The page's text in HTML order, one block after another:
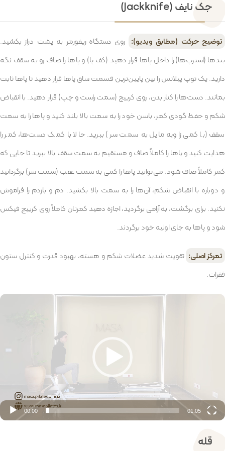
جک نایف (Jackknife)
توضیح حرکت (مطابق ویدیو): روی دستگاه ریفورمر به پشت دراز بکشید.
بندها (استرپ‌ها) را داخل پاها قرار دهید (کف پا) و پاها را صاف رو به سقف نگه
دارید. یک توپ پیلاتس را بین پایین‌ترین قسمت ساق پاها قرار دهید تا پاها ثابت
بمانند. دست‌ها را کنار بدن، روی کرییج (سمت راست و چپ) قرار دهید. با انقباض
شکم و حفظ گودی کمر، باسن خود را به سمت بالا بلند کنید و پاها را به سمت
سقف (با کمی زاویه مایل به سمت سر) ببرید. حالا با کمک دست‌ها، کمر را
هدایت کنید و پاها را کاملاً صاف و مستقیم به سمت سقف بالا ببرید تا جایی که
کمر کاملاً صاف شود. می‌توانید پاها را کمی به سمت عقب (سمت سر) برگردانید
و دوباره با انقباض شکم، آن‌ها را به سمت بالا بکشید. دم و بازدم را فراموش
نکنید. برای برگشت، به آرامی برگردید، اجازه دهید کمرتان کاملاً روی کرییج فیکس
شود و پاها به جای اولیه خود برگردند.
تمرکز اصلی: تقویت شدید عضلات شکم و هسته، بهبود قدرت و کنترل ستون
فقرات.
نمایشگر
00:00 01:05
قله